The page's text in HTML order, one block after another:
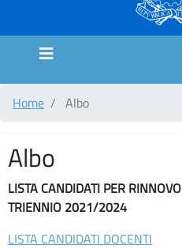
MARCHE
SCUOLA
SCUOLA
SCUOLA
PRIMARIA
GIANNI
Home Albo
Albo
LISTA CANDIDATI PER
TRIENNIO 2021/2024
LISTA CANDIDATI DOCENTI